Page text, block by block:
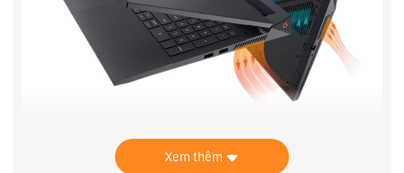
Tổng thể máy tính khá dày với trọng lượng nặng 2.8kg.
Xem thêm